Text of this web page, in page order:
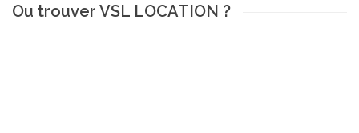
Ou trouver VSL LOCATION ?